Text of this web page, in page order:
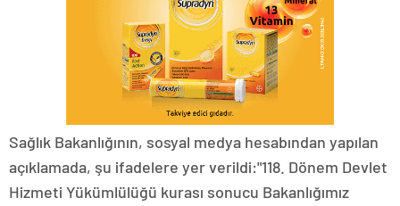
Sağlık Bakanlığının, sosyal medya hesabından yapılan
açıklamada, şu ifadelere yer verildi:"118. Dönem Devlet
Hizmeti Yükümlülüğü kurası sonucu Bakanlığımız